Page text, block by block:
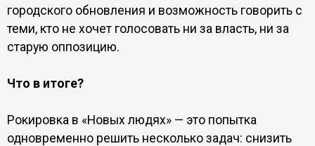
городского обновления и возможность говорить с
теми, кто не хочет голосовать ни за власть, ни за
старую оппозицию.
Что в итоге?
Рокировка в «Новых людях» — это попытка
одновременно решить несколько задач: снизить